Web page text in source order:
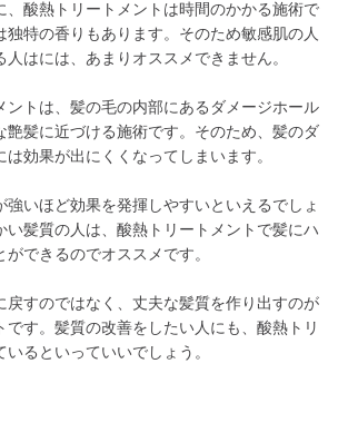
、酸熱トリートメントは時間のかかる施術で
独特の香りもあります。そのため敏感肌の人
はには、あまりオススメできません。
ントは、髪の毛の内部にあるダメージホール
艶髪に近づける施術です。そのため、髪のダ
は効果が出にくくなってしまいます。
強いほど効果を発揮しやすいといえるでしょ
い髪質の人は、酸熱トリートメントで髪にハ
ができるのでオススメです。
戻すのではなく、丈夫な髪質を作り出すのが
です。髪質の改善をしたい人にも、酸熱トリ
るといっていいでしょう。